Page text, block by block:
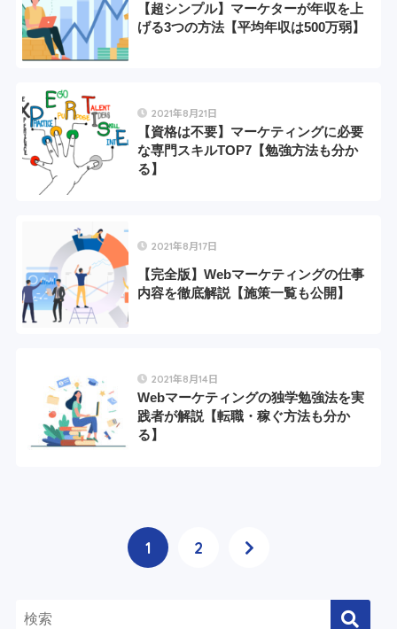
【超シンプル】マーケターが年収を上
げる3つの方法【平均年収は500万弱】
2021年8月21日
【資格は不要】マーケティングに必要
な専門スキルTOP7【勉強方法も分か
る】
2021年8月17日
【完全版】Webマーケティングの仕事
内容を徹底解説【施策一覧も公開】
2021年8月14日
Webマーケティングの独学勉強法を実
践者が解説【転職・稼ぐ方法も分か
る】
1 2